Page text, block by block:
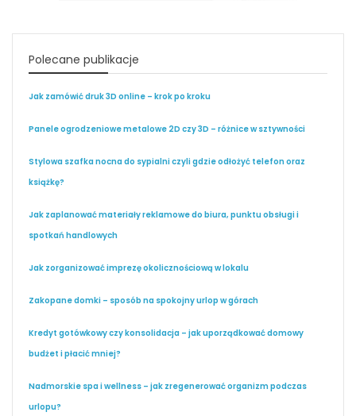
Polecane publikacje
Jak zamówić druk 3D online – krok po kroku
Panele ogrodzeniowe metalowe 2D czy 3D – różnice w sztywności
Stylowa szafka nocna do sypialni czyli gdzie odłożyć telefon oraz
książkę?
Jak zaplanować materiały reklamowe do biura, punktu obsługi i
spotkań handlowych
Jak zorganizować imprezę okolicznościową w lokalu
Zakopane domki – sposób na spokojny urlop w górach
Kredyt gotówkowy czy konsolidacja – jak uporządkować domowy
budżet i płacić mniej?
Nadmorskie spa i wellness – jak zregenerować organizm podczas
urlopu?